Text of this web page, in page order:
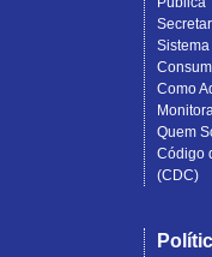
Como
Quem
Código
(CDC)